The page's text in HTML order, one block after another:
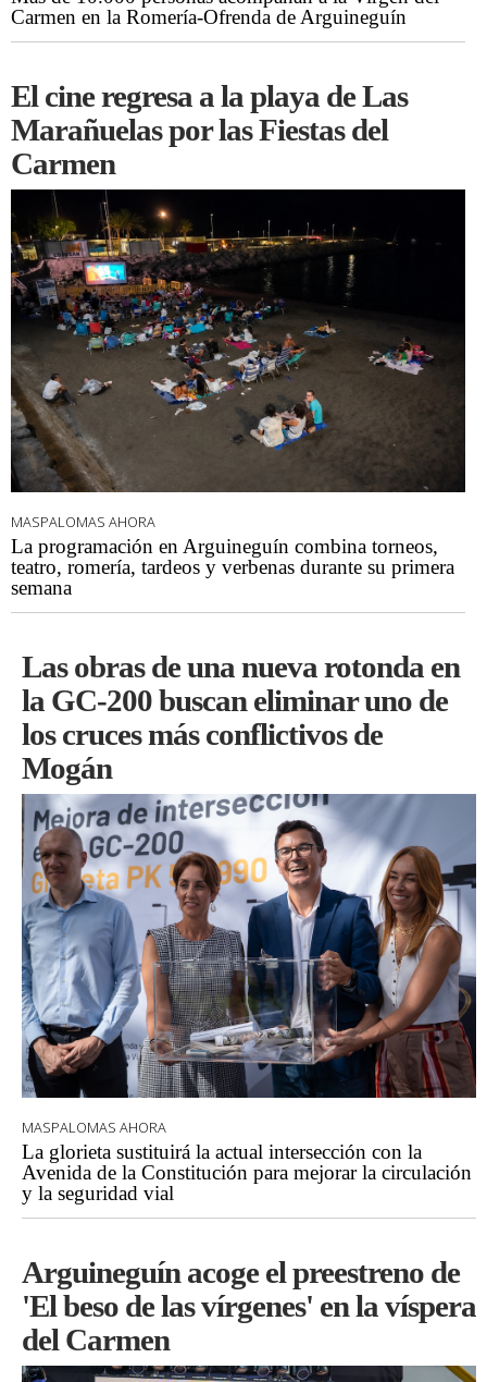
Carmen en la Romería-Ofrenda de Arguineguín
El cine regresa a la playa de Las
Marañuelas por las Fiestas del
Carmen
MASPALOMAS AHORA
La programación en Arguineguín combina torneos,
teatro, romería, tardeos y verbenas durante su primera
semana
Las obras de una nueva rotonda en
la GC-200 buscan eliminar uno de
los cruces más conflictivos de
Mogán
MASPALOMAS AHORA
La glorieta sustituirá la actual intersección con la
Avenida de la Constitución para mejorar la circulación
y la seguridad vial
Arguineguín acoge el preestreno de
'El beso de las vírgenes' en la víspera
del Carmen